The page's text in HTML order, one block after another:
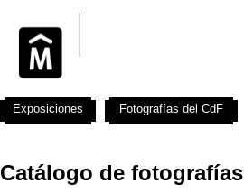
Catálogo de fotografías
Exposiciones Fotografías del CdF